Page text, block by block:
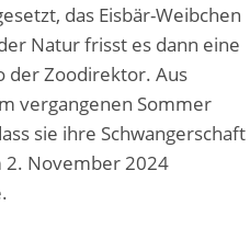
das Eisbär-Weibchen
Natur frisst es dann eine
der Zoodirektor. Aus
vergangenen Sommer
sie ihre Schwangerschaft
November 2024